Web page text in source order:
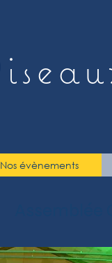
Nos évènements